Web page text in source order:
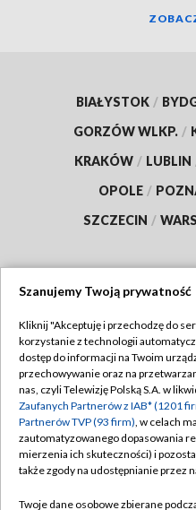
BIAŁYSTOK /
GORZÓW WLKP. /
KRAKÓW / LUBLIN
OPOLE /
SZCZECIN /
Abonament TVP
Emisja w TVP
Centrum informacji TVP
Naziemna Telewizja
Polityka
Szanujemy Twoją prywatność
Kliknij "Akceptuję i przechodzę do
korzystanie z technologii
dostęp do informacji na Twoim
przechowywanie oraz na
nas, czyli Telewizję Polską S.A. w
Zaufanych Partnerów z IAB* (1201
Partnerów TVP (93 firm), w celach
zautomatyzowanego dopasowania
mierzenia ich skuteczności) i
także zgody na udostępnianie przez
Twoje dane osobowe zbierane